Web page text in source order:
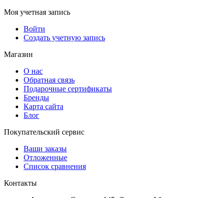
Моя учетная запись
Войти
Создать учетную запись
Магазин
О нас
Обратная связь
Подарочные сертификаты
Бренды
Карта сайта
Блог
Покупательский сервис
Ваши заказы
Отложенные
Список сравнения
Контакты